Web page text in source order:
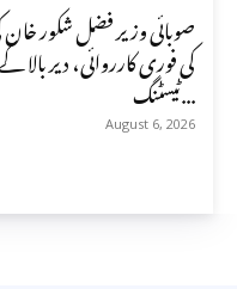
صوبائی وزیر فضل شکور خان
کی فوری کارروائی، دیر بالا
ٹیسٹنگ...
August 6, 2026